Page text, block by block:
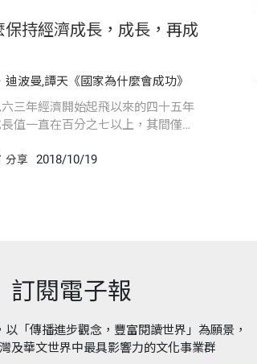
保持經濟成長，成長，再成
迪波曼,譚天《國家為什麼會成功》
三年經濟開始起飛以來的四十五年
值一直在百分之七以上，其間僅僅
一次在一九九八年亞洲金融風暴期
分享 2018/10/19
訂閱電子報
「傳播進步觀念，豐富閱讀世界」為願景，
及華文世界中最具影響力的文化事業群